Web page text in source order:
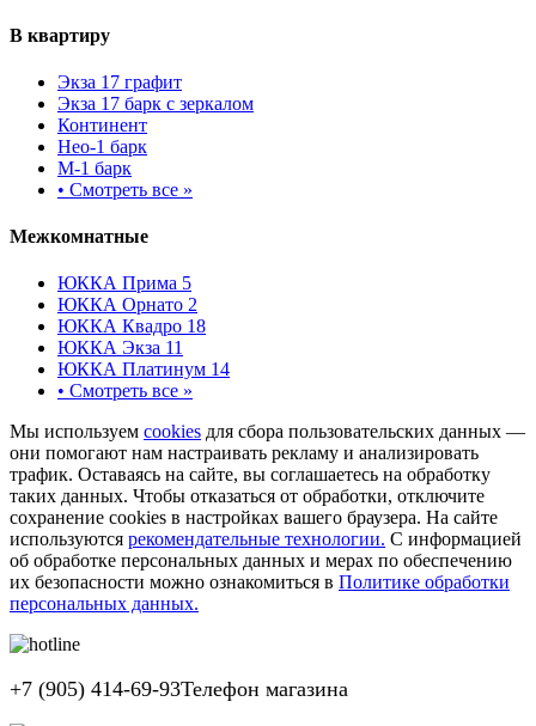
В квартиру
Экза 17 графит
Экза 17 барк с зеркалом
Континент
Нео-1 барк
М-1 барк
• Смотреть все »
Межкомнатные
ЮККА Прима 5
ЮККА Орнато 2
ЮККА Квадро 18
ЮККА Экза 11
ЮККА Платинум 14
• Смотреть все »
Мы используем cookies для сбора пользовательских данных —
они помогают нам настраивать рекламу и анализировать
трафик. Оставаясь на сайте, вы соглашаетесь на обработку
таких данных. Чтобы отказаться от обработки, отключите
сохранение cookies в настройках вашего браузера. На сайте
используются рекомендательные технологии. С информацией
об обработке персональных данных и мерах по обеспечению
их безопасности можно ознакомиться в Политике обработки
персональных данных.
+7 (905) 414-69-93Телефон магазина